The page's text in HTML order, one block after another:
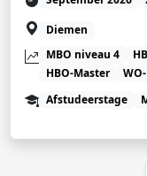
Diemen
MBO niveau 4
HBO-Master
Afstudeerstage